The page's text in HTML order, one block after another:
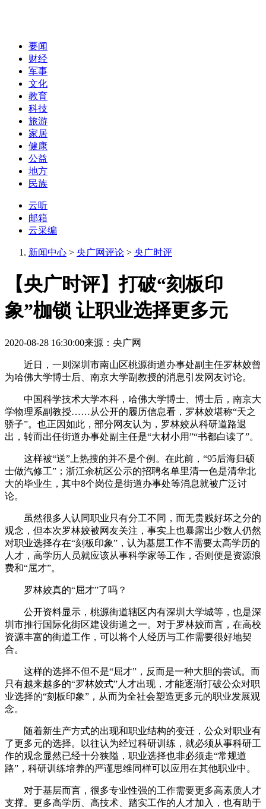
要闻
财经
军事
文化
教育
科技
旅游
家居
健康
公益
地方
民族
云听
邮箱
云采编
新闻中心 > 央广网评论 > 央广时评
【央广时评】打破“刻板印
象”枷锁 让职业选择更多元
2020-08-28 16:30:00来源：央广网
近日，一则深圳市南山区桃源街道办事处副主任罗林姣曾
为哈佛大学博士后、南京大学副教授的消息引发网友讨论。
中国科学技术大学本科，哈佛大学博士、博士后，南京大
学物理系副教授……从公开的履历信息看，罗林姣堪称“天之
骄子”。也正因如此，部分网友认为，罗林姣从科研道路退
出，转而出任街道办事处副主任是“大材小用”“书都白读了”。
这样被“送”上热搜的并不是个例。在此前，“95后海归硕
士做汽修工”；浙江余杭区公示的招聘名单里清一色是清华北
大的毕业生，其中8个岗位是街道办事处等消息就被广泛讨
论。
虽然很多人认同职业只有分工不同，而无贵贱好坏之分的
观念，但本次罗林姣被网友关注，事实上也暴露出少数人仍然
对职业选择存在“刻板印象”，认为基层工作不需要太高学历的
人才，高学历人员就应该从事科学家等工作，否则便是资源浪
费和“屈才”。
罗林姣真的“屈才”了吗？
公开资料显示，桃源街道辖区内有深圳大学城等，也是深
圳市推行国际化街区建设街道之一。对于罗林姣而言，在高校
资源丰富的街道工作，可以将个人经历与工作需要很好地契
合。
这样的选择不但不是“屈才”，反而是一种大胆的尝试。而
只有越来越多的“罗林姣式”人才出现，才能逐渐打破公众对职
业选择的“刻板印象”，从而为全社会塑造更多元的职业发展观
念。
随着新生产方式的出现和职业结构的变迁，公众对职业有
了更多元的选择。以往认为经过科研训练，就必须从事科研工
作的观念显然已经十分狭隘，职业选择也非必须走“常规道
路”，科研训练培养的严谨思维同样可以应用在其他职业中。
对于基层而言，很多专业性强的工作需要更多高素质人才
支撑。更多高学历、高技术、踏实工作的人才加入，也有助于